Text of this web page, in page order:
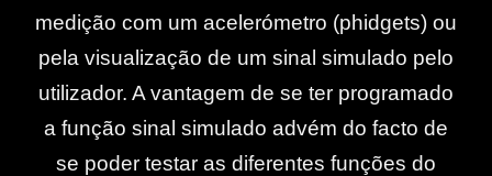
medição com um acelerómetro (phidgets) ou
pela visualização de um sinal simulado pelo
utilizador. A vantagem de se ter programado
a função sinal simulado advém do facto de
se poder testar as diferentes funções do